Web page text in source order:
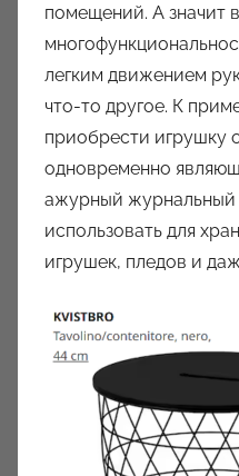
помещений. А значит
легким движением
что-то другое. К
приобрести игрушку
одновременно
ажурный
использовать для
игрушек, пледов и